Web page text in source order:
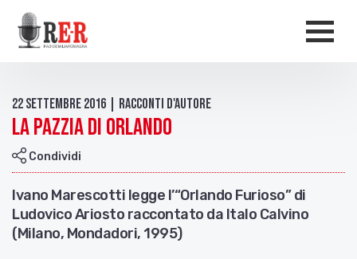
Salta al contenuto principale
22 Settembre 2016 | Racconti d'autore
La pazzia di Orlando
Condividi
Ivano Marescotti legge l’“Orlando Furioso” di
Ludovico Ariosto raccontato da Italo Calvino
(Milano, Mondadori, 1995)